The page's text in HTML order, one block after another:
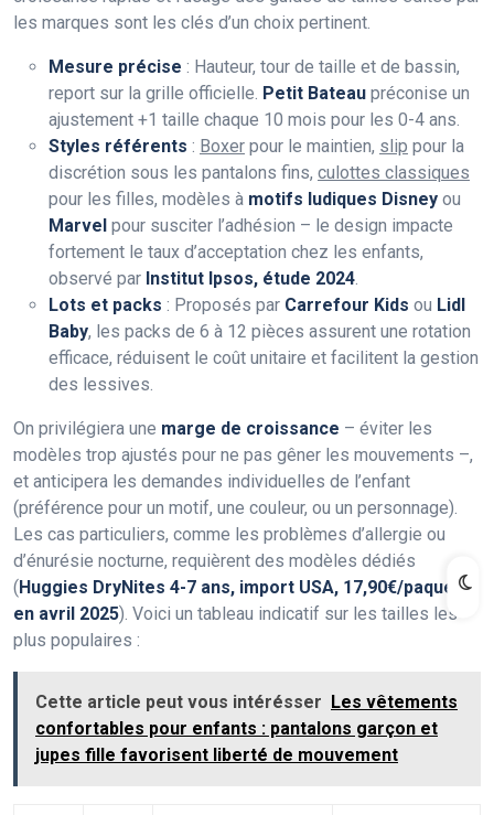
les marques sont les clés d’un choix pertinent.
Mesure précise : Hauteur, tour de taille et de bassin,
report sur la grille officielle. Petit Bateau préconise un
ajustement +1 taille chaque 10 mois pour les 0-4 ans.
Styles référents : Boxer pour le maintien, slip pour la
discrétion sous les pantalons fins, culottes classiques
pour les filles, modèles à motifs ludiques Disney ou
Marvel pour susciter l’adhésion – le design impacte
fortement le taux d’acceptation chez les enfants,
observé par Institut Ipsos, étude 2024
Lots et packs : Proposés par Carrefour Kids ou Lidl
Baby, les packs de 6 à 12 pièces assurent une rotation
efficace, réduisent le coût unitaire et facilitent la gestion
des lessives.
On privilégiera une marge de croissance – éviter les
modèles trop ajustés pour ne pas gêner les mouvements –,
et anticipera les demandes individuelles de l’enfant
(préférence pour un motif, une couleur, ou un personnage).
Les cas particuliers, comme les problèmes d’allergie ou
d’énurésie nocturne, requièrent des modèles dédiés
(Huggies DryNites 4-7 ans, import USA, 17,90€/paquet
en avril 2025). Voici un tableau indicatif sur les tailles les
plus populaires :
Cette article peut vous intérésser Les vêtements
confortables pour enfants : pantalons garçon et
jupes fille favorisent liberté de mouvement